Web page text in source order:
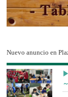
Nuevo anuncio en